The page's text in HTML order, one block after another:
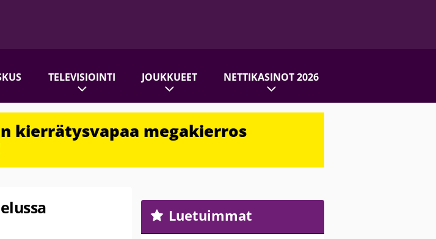
TELEVISIOINTI JOUKKUEET NETTIKASINOT 2026
kierrätysvapaa megakierros
Luetuimmat